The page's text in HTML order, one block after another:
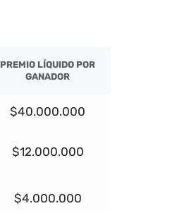
PREMIO LÍQUIDO POR
GANADOR
$40.000.000
$12.000.000
$4.000.000